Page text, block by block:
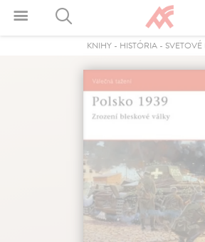
KNIHY- HISTÓRIA-